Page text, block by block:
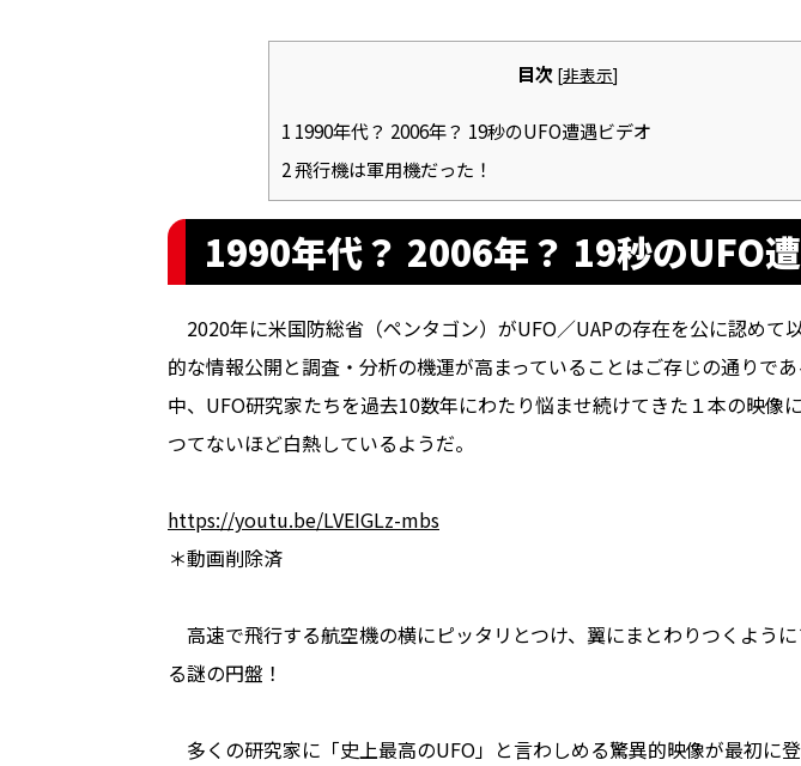
目次 [非表示]
1 1990年代？ 2006年？ 19秒のUFO遭遇ビデオ
2飛行機は軍用機だった！
1990年代？ 2006年？ 19秒のUFO
2020年に米国防総省（ペンタゴン）がUFO／UAPの存在を公に認めて
的な情報公開と調査・分析の機運が高まっていることはご存じの通りで
中、UFO研究家たちを過去10数年にわたり悩ませ続けてきた１本の映像
つてないほど白熱しているようだ。
https://youtu.be/LVEIGLz-mbs
＊動画削除済
高速で飛行する航空機の横にピッタリとつけ、翼にまとわりつくよう
る謎の円盤――！
多くの研究家に「史上最高のUFO」と言わしめる驚異的映像が最初に